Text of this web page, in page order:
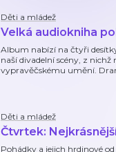
Děti a mládež
Velká audiokniha
Album nabízí na čtyři
naší divadelní scény, z
vypravěčskému umění.
Děti a mládež
Čtvrtek:
Pohádky a jejich hrdinové